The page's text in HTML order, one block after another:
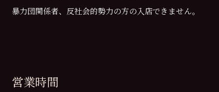
暴力団関係者、反社会的勢力の方の入店できません。
営業時間